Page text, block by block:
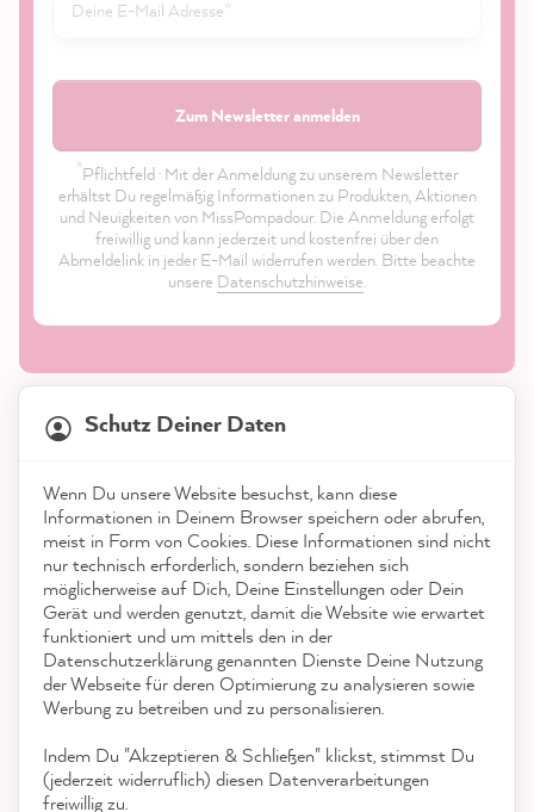
Zum Newsletter anmelden
*Pflichtfeld · Mit der Anmeldung zu unserem Newsletter
erhältst Du regelmäßig Informationen zu Produkten, Aktionen
und Neuigkeiten von MissPompadour. Die Anmeldung erfolgt
freiwillig und kann jederzeit und kostenfrei über den
Abmeldelink in jeder E-Mail widerrufen werden. Bitte beachte
unsere Datenschutzhinweise.
Service
Kontakt
App herunterladen
Auszeichnungen
Social Media
Schutz Deiner Daten
Wenn Du unsere Website besuchst, kann diese
Informationen in Deinem Browser speichern oder abrufen,
meist in Form von Cookies. Diese Informationen sind nicht
nur technisch erforderlich, sondern beziehen sich
möglicherweise auf Dich, Deine Einstellungen oder Dein
Gerät und werden genutzt, damit die Website wie erwartet
funktioniert und um mittels den in der
Datenschutzerklärung genannten Dienste Deine Nutzung
der Webseite für deren Optimierung zu analysieren sowie
Werbung zu betreiben und zu personalisieren.
Indem Du "Akzeptieren & Schließen" klickst, stimmst Du
(jederzeit widerruflich) diesen Datenverarbeitungen
freiwillig zu.
21.923Bewertungen
reviews-io
Anonym
Verifizierter Kunde
Ich habe das Starterset bestellt. Bin
beeindruckt alles dabei. Nun kann es
losgehen, wir wollen unsere Küche
Twitter